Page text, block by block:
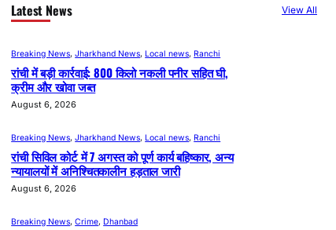
Latest News View All
Breaking News, Jharkhand News, Local news, Ranchi
रांची में बड़ी कार्रवाई: 800 किलो नकली पनीर सहित घी,
क्रीम और खोवा जब्त
August 6, 2026
Breaking News, Jharkhand News, Local news, Ranchi
रांची सिविल कोर्ट में 7 अगस्त को पूर्ण कार्य बहिष्कार, अन्य
न्यायालयों में अनिश्चितकालीन हड़ताल जारी
August 6, 2026
Breaking News, Crime, Dhanbad